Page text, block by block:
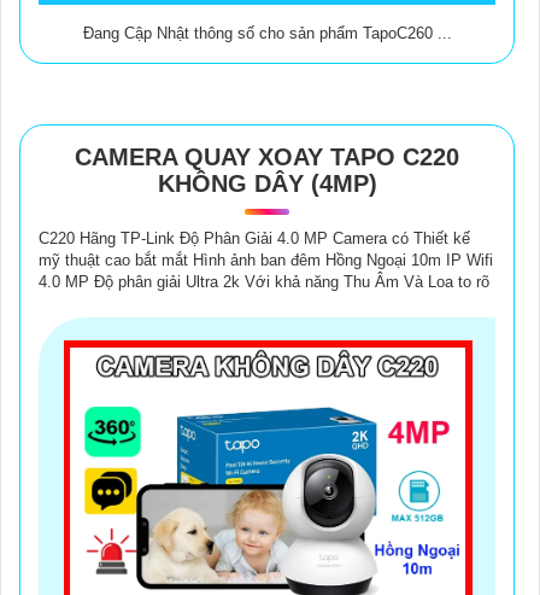
Đang Cập Nhật thông số cho sản phẩm TapoC260 ...
CAMERA QUAY XOAY TAPO C220
KHÔNG DÂY (4MP)
C220 Hãng TP-Link Độ Phân Giải 4.0 MP Camera có Thiết kế
mỹ thuật cao bắt mắt Hình ảnh ban đêm Hồng Ngoại 10m IP Wifi
4.0 MP Độ phân giải Ultra 2k Với khả năng Thu Âm Và Loa to rõ